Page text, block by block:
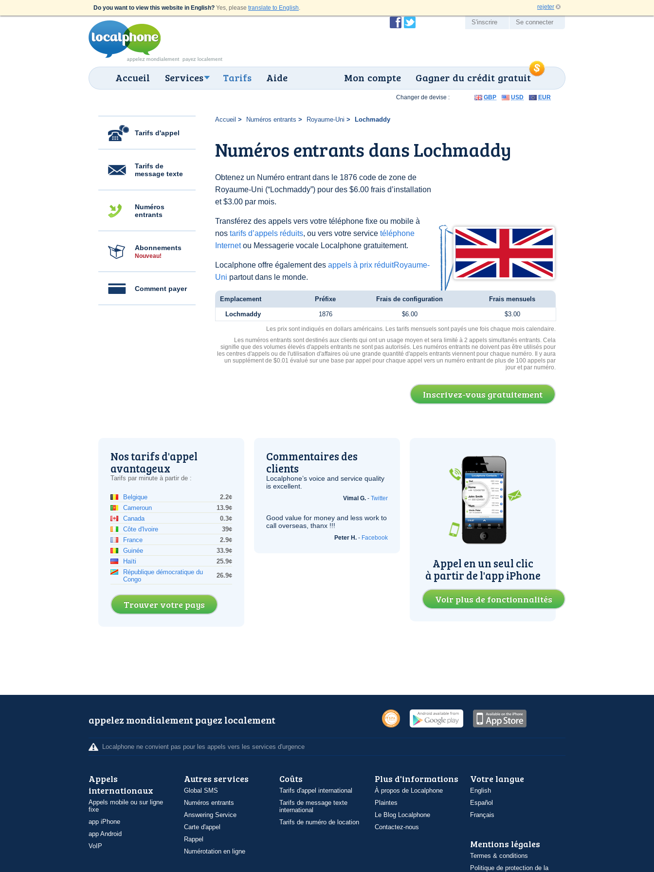
Do you want to view this website in English? Yes, please translate to English. rejeter
Accueil Services Tarifs Aide Gagner du crédit gratuit
Mon compte
S'inscrire Se connecter
Tarifs d'appel
Tarifs de
message texte
Numéros
entrants
Abonnements
Nouveau!
Comment payer
Accueil Numéros entrants Royaume-Uni Lochmaddy
Numéros entrants dans Lochmaddy
Obtenez un Numéro entrant dans le 1876 code de zone de
Royaume-Uni (“Lochmaddy”) pour des $6.00 frais d’installation
et $3.00 par mois.
Transférez des appels vers votre téléphone fixe ou mobile à
nos tarifs d’appels réduits, ou vers votre service téléphone
Internetou Messagerie vocale Localphone gratuitement.
Localphone offre également des appels à prix réduitRoyaume-
Uni partout dans le monde.
Changer de devise : GBP USD EUR
Emplacement Préfixe Frais de configuration Frais mensuels
Lochmaddy 1876 $6.00 $3.00
Les prix sont indiqués en dollars américains. Les tarifs mensuels sont payés une fois chaque mois calendaire.
Les numéros entrants sont destinés aux clients qui ont un usage moyen et sera limité à 2 appels simultanés entrants. Cela
signifie que des volumes élevés d'appels entrants ne sont pas autorisés. Les numéros entrants ne doivent pas être utilisés pour
les centres d'appels ou de l'utilisation d'affaires où une grande quantité d'appels entrants viennent pour chaque numéro. Il y aura
un supplément de $0.01 évalué sur une base par appel pour chaque appel vers un numéro entrant de plus de 100 appels par
jour et par numéro.
Inscrivez-vous gratuitement
Nos tarifs d'appel
avantageux
Tarifs par minute à partir de :
Belgique
2.2¢
Cameroun
13.9¢
Canada
0.3¢
Côte d'Ivoire
39¢
France
2.9¢
Guinée
33.9¢
Haïti
25.9¢
République démocratique du
Congo
26.9¢
Trouver votre pays
Commentaires des
clients
Localphone’s voice and service quality
is excellent.
Vimal G. - Twitter
Good value for money and less work to
call overseas, thanx !!!
Peter H. - Facebook
Appel en un seul clic
à partir de l'app iPhone
Voir plus de fonctionnalités
appelez mondialement payez localement
Localphone ne convient pas pour les appels vers les services d'urgence
Appels
internationaux
Appels mobile ou sur ligne
fixe
app iPhone
app Android
VoIP
Autres services
Global SMS
Numéros entrants
Answering Service
Carte d'appel
Rappel
Numérotation en ligne
Coûts
Tarifs d'appel international
Tarifs de message texte
international
Tarifs de numéro de location
Plus d'informations
À propos de Localphone
Plaintes
Le Blog Localphone
Contactez-nous
Votre langue
English
Español
Français
Mentions légales
Termes & conditions
Politique de protection de la